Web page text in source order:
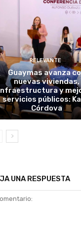
RELEVANTE
Guaymas avanza
nuevas viviendas,
y
servicios públicos:
Córdova
UNA RESPUESTA